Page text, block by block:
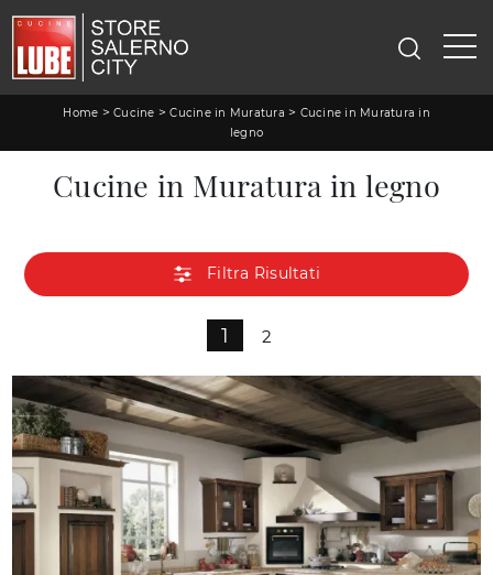
Home > Cucine >Cucine in Muratura > Cucine in Muratura in
legno
Cucine in Muratura in legno
Filtra Risultati
1 2